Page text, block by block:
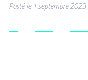
Posté le 1 septembre 2023